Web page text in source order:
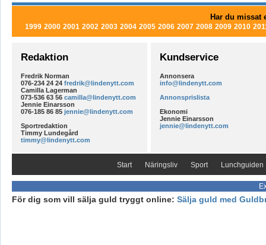
Har du missat
1999 2000 2001 2002 2003 2004 2005 2006 2007 2008 2009 2010
Redaktion
Fredrik Norman
076-234 24 24 fredrik@lindenytt.com
Camilla Lagerman
073-536 63 56 camilla@lindenytt.com
Jennie Einarsson
076-185 86 85 jennie@lindenytt.com
Sportredaktion
Timmy Lundegård
timmy@lindenytt.com
Kundservice
Annonsera
info@lindenytt.com
Annonsprislista
Ekonomi
Jennie Einarsson
jennie@lindenytt.com
Start Näringsliv Sport Lunchguiden
För dig som vill sälja guld tryggt online: Sälja guld med